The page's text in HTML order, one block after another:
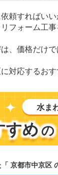
頼すればい
フォーム工事
、価格だけ
対応するお
水ま
すめの
京都市中京区